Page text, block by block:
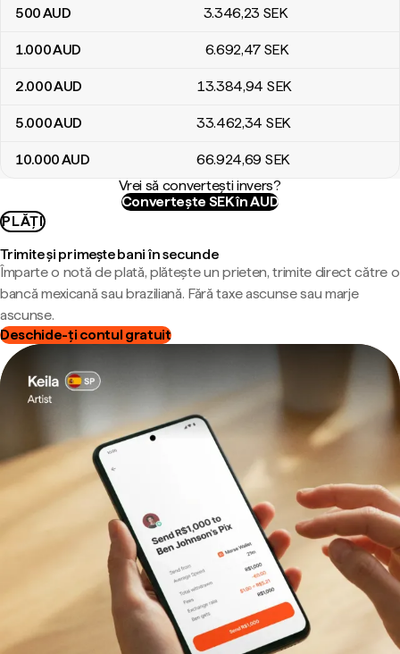
500AUD 3.346,23 SEK
1.000AUD 6.692,47 SEK
2.000AUD 13.384,94 SEK
5.000AUD 33.462,34 SEK
10.000AUD 66.924,69 SEK
Vrei să convertești invers?
Convertește SEK în AUD
PLĂȚI
Trimite și primește bani în secunde
Împarte o notă de plată, plătește un prieten, trimite direct către o
bancă mexicană sau braziliană. Fără taxe ascunse sau marje
ascunse.
Deschide-ți contul gratuit